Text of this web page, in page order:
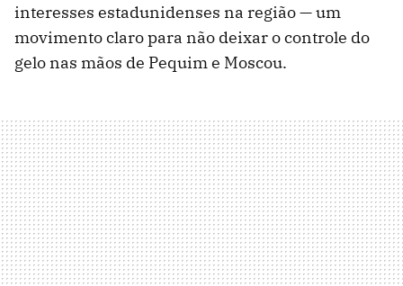
interesses estadunidenses na região — um
movimento claro para não deixar o controle do
gelo nas mãos de Pequim e Moscou.